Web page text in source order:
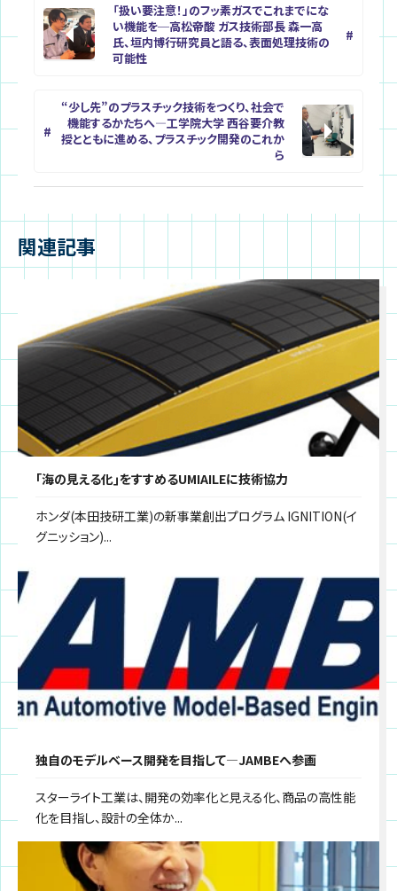
「扱い要注意！」のフッ素ガスでこれまでにな
い機能を─高松帝酸 ガス技術部長 森一高
氏、垣内博行研究員と語る、表面処理技術の
可能性
“少し先”のプラスチック技術をつくり、社会で
機能するかたちへ―工学院大学 西谷要介教
授とともに進める、プラスチック開発のこれか
ら
関連記事
｢海の見える化｣をすすめるUMIAILEに技術協力
ホンダ(本田技研工業)の新事業創出プログラム IGNITION(イ
グニッション)...
独自のモデルベース開発を目指して―JAMBEへ参画
スターライト工業は、開発の効率化と見える化、商品の高性能
化を目指し、設計の全体か...